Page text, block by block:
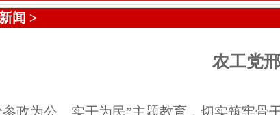
闻 >
农工党
参政为公、实干为民”主题教育，切实筑牢